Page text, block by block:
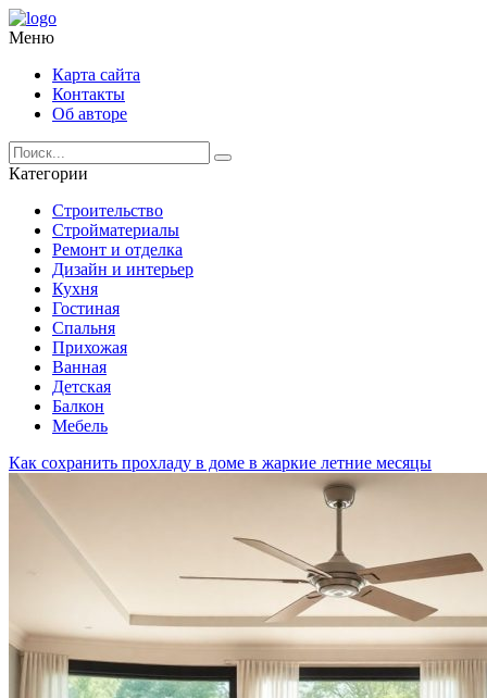
Меню
Карта сайта
Контакты
Об авторе
Категории
Строительство
Стройматериалы
Ремонт и отделка
Дизайн и интерьер
Кухня
Гостиная
Спальня
Прихожая
Ванная
Детская
Балкон
Мебель
Как сохранить прохладу в доме в жаркие летние месяцы